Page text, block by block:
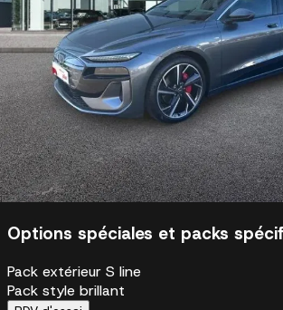
Chargeur embarqué 11 kW AC
Châssis standard
Sélection de conduite Audi
Éclairage
Assistant de feux de route
Lave-projecteurs
Signatures lumineuses numériques
Options spéciales et packs
Pack extérieur S line
Pack style brillant